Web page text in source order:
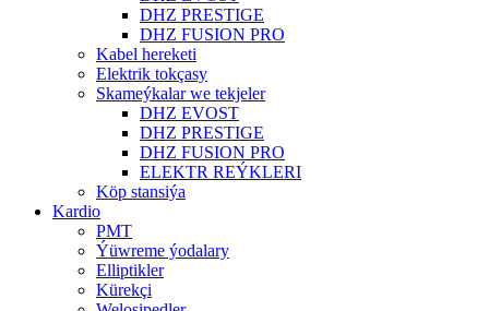
DHZ PRESTIGE
DHZ FUSION PRO
Kabel hereketi
Elektrik tokçasy
Skameýkalar we tekjeler
DHZ EVOST
DHZ PRESTIGE
DHZ FUSION PRO
ELEKTR REÝKLERI
Köp stansiýa
Kardio
PMT
Ýüwreme ýodalary
Elliptikler
Kürekçi